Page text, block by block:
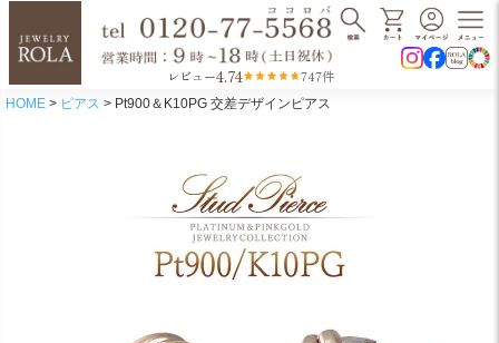
レビュー4.74 747件
HOME ピアス Pt900＆K10PG 交差デザインピアス